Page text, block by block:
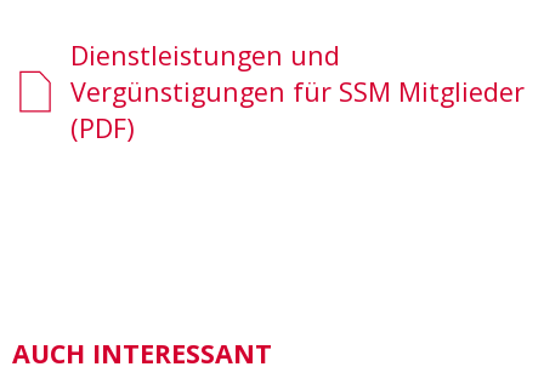
Dienstleistungen und
Vergünstigungen für SSM Mitglieder
(PDF)
AUCH INTERESSANT